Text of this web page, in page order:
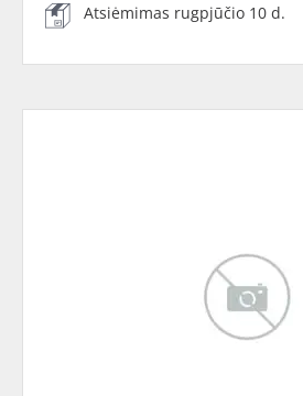
Atsiėmimas rugpjūčio 10 d.